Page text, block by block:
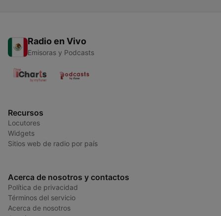
Radio en Vivo
Emisoras y Podcasts
Recursos
Locutores
Widgets
Sitios web de radio por país
Acerca de nosotros y contactos
Política de privacidad
Términos del servicio
Acerca de nosotros